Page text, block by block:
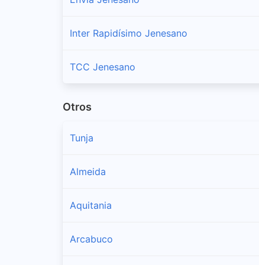
Inter Rapidísimo Jenesano
TCC Jenesano
Otros
Tunja
Almeida
Aquitania
Arcabuco